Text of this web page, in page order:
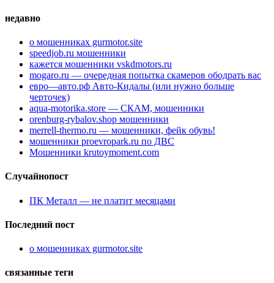
недавно
о мошенниках gurmotor.site
speedjob.ru мошенники
кажется мошенники vskdmotors.ru
mogaro.ru — очередная попытка скамеров ободрать вас
евро—авто.рф Авто-Кидалы (или нужно больше
черточек)
aqua-motorika.store — СКАМ, мошенники
orenburg-rybalov.shop мошенники
merrell-thermo.ru — мошенники, фейк обувь!
мошенники proevropark.ru по ДВС
Мошенники krutoymoment.com
Случайнопост
ПК Металл — не платит месяцами
Последний пост
о мошенниках gurmotor.site
связанные теги